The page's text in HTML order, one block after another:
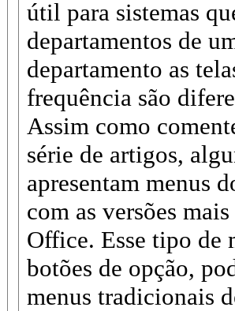
útil para sistemas
departamentos de
departamento as
frequência são
Assim como
série de artigos,
apresentam menus
com as versões
Office. Esse tipo de
botões de opção,
menus tradicionais